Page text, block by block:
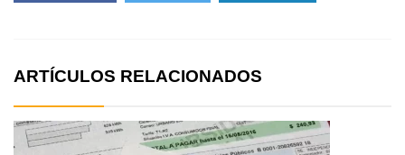
ARTÍCULOS RELACIONADOS